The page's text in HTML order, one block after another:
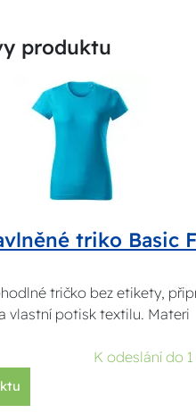
produktu
triko Basic
tričko bez etikety,
vlastní potisk textilu. Materi
K odeslání do